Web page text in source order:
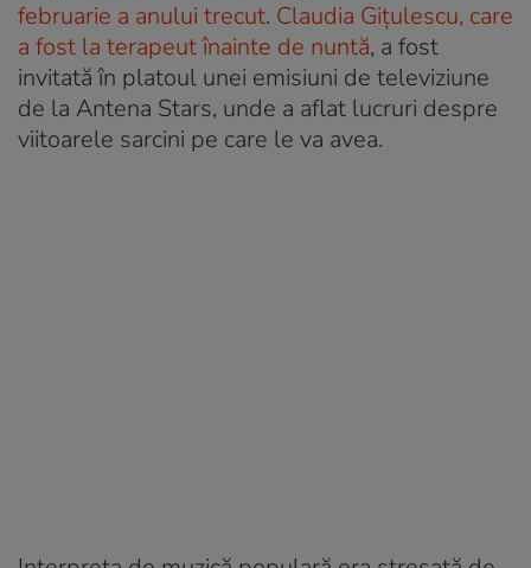
februarie a anului trecut. Claudia Gițulescu, care
a fost la terapeut înainte de nuntă, a fost
invitată în platoul unei emisiuni de televiziune
de la Antena Stars, unde a aflat lucruri despre
viitoarele sarcini pe care le va avea.